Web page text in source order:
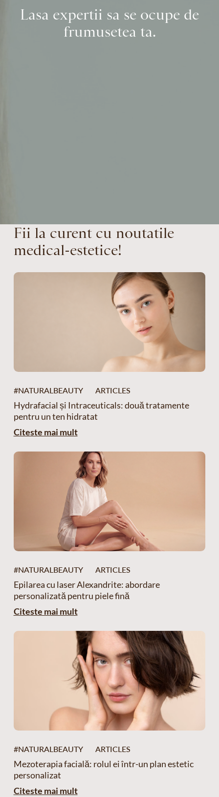
Lasa expertii sa se ocupe de
frumusetea ta.
Fii la curent cu noutatile
medical-estetice!
#NATURALBEAUTY ARTICLES
Hydrafacial și Intraceuticals: două tratamente
pentru un ten hidratat
Citeste mai mult
#NATURALBEAUTY ARTICLES
Epilarea cu laser Alexandrite: abordare
personalizată pentru piele fină
Citeste mai mult
#NATURALBEAUTY ARTICLES
Mezoterapia facială: rolul ei într-un plan estetic
personalizat
Citeste mai mult